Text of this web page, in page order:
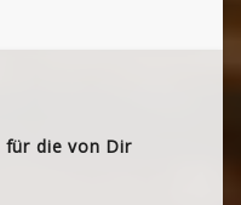
für die von Dir